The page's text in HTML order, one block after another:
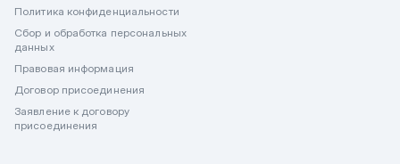
Политика конфиденциальности
Сбор и обработка персональных
данных
Правовая информация
Договор присоединения
Заявление к договору
присоединения